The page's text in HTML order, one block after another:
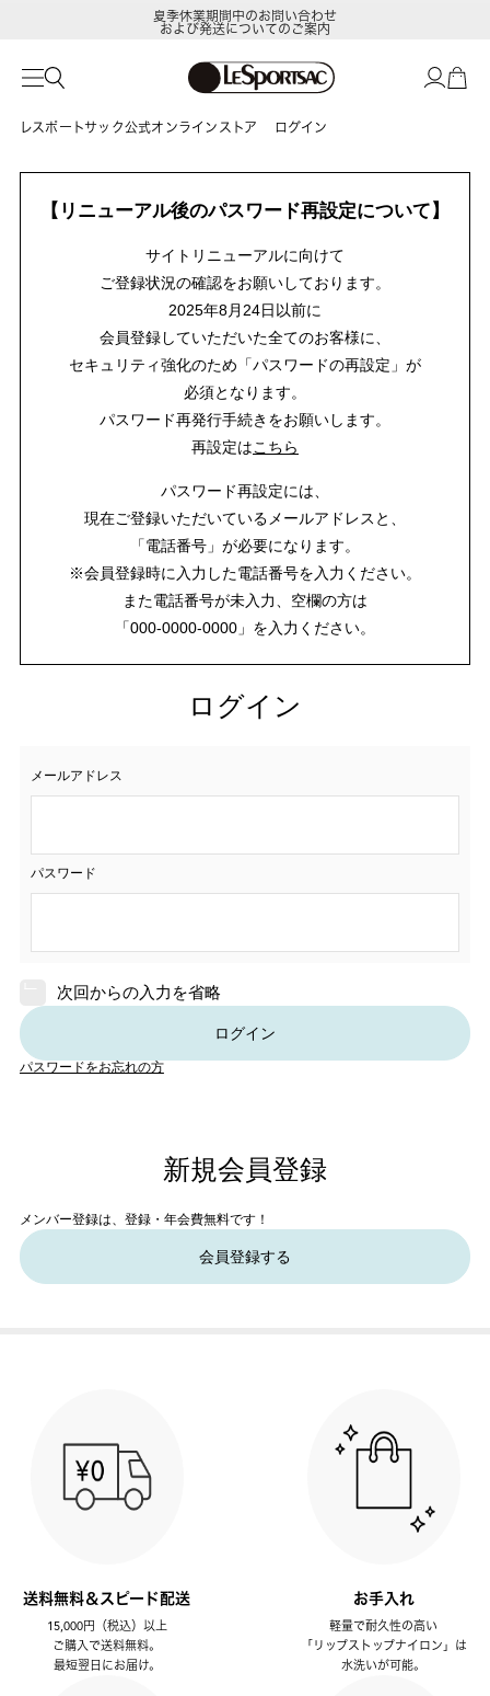
夏季休業期間中のお問い合わせ
および発送についてのご案内
レスポートサック公式オンラインストア ログイン
【リニューアル後のパスワード再設定について】
サイトリニューアルに向けて
ご登録状況の確認をお願いしております。
2025年8月24日以前に
会員登録していただいた全てのお客様に、
セキュリティ強化のため「パスワードの再設定」が
必須となります。
パスワード再発行手続きをお願いします。
再設定はこちら
パスワード再設定には、
現在ご登録いただいているメールアドレスと、
「電話番号」が必要になります。
※会員登録時に入力した電話番号を入力ください。
また電話番号が未入力、空欄の方は
「000-0000-0000」を入力ください。
ログイン
メールアドレス
パスワード
次回からの入力を省略
ログイン
パスワードをお忘れの方
新規会員登録
メンバー登録は、登録・年会費無料です！
会員登録する
送料無料＆スピード配送
15,000円（税込）以上
ご購入で送料無料。
最短翌日にお届け。
お手入れ
軽量で耐久性の高い
「リップストップナイロン」は
水洗いが可能。